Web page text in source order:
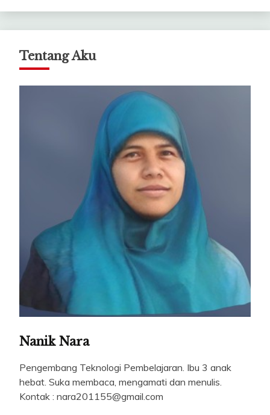
Tentang Aku
Nanik Nara
Pengembang Teknologi Pembelajaran. Ibu 3 anak
hebat. Suka membaca, mengamati dan menulis.
Kontak : nara201155@gmail.com